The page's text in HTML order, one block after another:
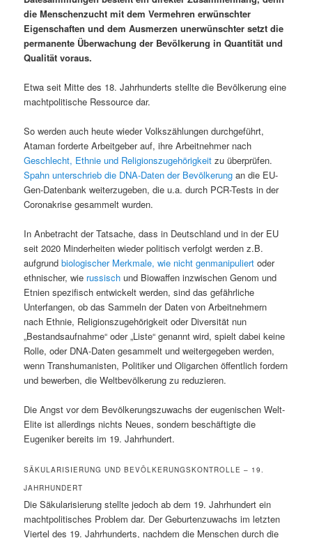
die Menschenzucht mit dem Vermehren erwünschter
Eigenschaften und dem Ausmerzen unerwünschter setzt die
permanente Überwachung der Bevölkerung in Quantität und
Qualität voraus.
Etwa seit Mitte des 18. Jahrhunderts stellte die Bevölkerung eine
machtpolitische Ressource dar.
So werden auch heute wieder Volkszählungen durchgeführt,
Ataman forderte Arbeitgeber auf, ihre Arbeitnehmer nach
Geschlecht, Ethnie und Religionszugehörigkeitzu überprüfen.
Spahn unterschrieb die DNA-Daten der Bevölkerung an die EU-
Gen-Datenbank weiterzugeben, die u.a. durch PCR-Tests in der
Coronakrise gesammelt wurden.
In Anbetracht der Tatsache, dass in Deutschland und in der EU
seit 2020 Minderheiten wieder politisch verfolgt werden z.B.
aufgrundbiologischer Merkmale, wie nicht genmanipuliertoder
ethnischer, wie russisch und Biowaffen inzwischen Genom und
Etnien spezifisch entwickelt werden, sind das gefährliche
Unterfangen, ob das Sammeln der Daten von Arbeitnehmern
nach Ethnie, Religionszugehörigkeit oder Diversität nun
„Bestandsaufnahme“ oder „Liste“ genannt wird, spielt dabei keine
Rolle, oder DNA-Daten gesammelt und weitergegeben werden,
wenn Transhumanisten, Politiker und Oligarchen öffentlich fordern
und bewerben, die Weltbevölkerung zu reduzieren.
Die Angst vor dem Bevölkerungszuwachs der eugenischen Welt-
Elite ist allerdings nichts Neues, sondern beschäftigte die
Eugeniker bereits im 19. Jahrhundert.
SÄKULARISIERUNG UND BEVÖLKERUNGSKONTROLLE – 19.
JAHRHUNDERT
Die Säkularisierung stellte jedoch ab dem 19. Jahrhundert ein
machtpolitisches Problem dar. Der Geburtenzuwachs im letzten
Viertel des 19. Jahrhunderts, nachdem die Menschen durch die